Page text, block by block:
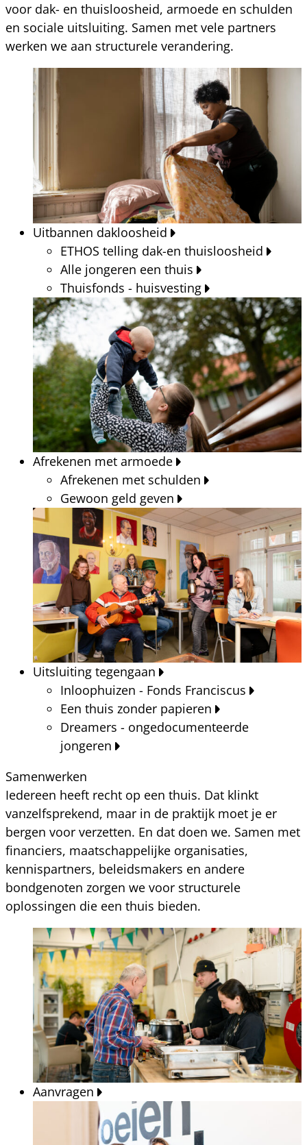
voor dak- en thuisloosheid, armoede en schulden
en sociale uitsluiting. Samen met vele partners
werken we aan structurele verandering.
Uitbannen dakloosheid
ETHOS telling dak-en thuisloosheid
Alle jongeren een thuis
Thuisfonds - huisvesting
Afrekenen met armoede
Afrekenen met schulden
Gewoon geld geven
Uitsluiting tegengaan
Inloophuizen - Fonds Franciscus
Een thuis zonder papieren
Dreamers - ongedocumenteerde
jongeren
Samenwerken
Iedereen heeft recht op een thuis. Dat klinkt
vanzelfsprekend, maar in de praktijk moet je er
bergen voor verzetten. En dat doen we. Samen met
financiers, maatschappelijke organisaties,
kennispartners, beleidsmakers en andere
bondgenoten zorgen we voor structurele
oplossingen die een thuis bieden.
Aanvragen